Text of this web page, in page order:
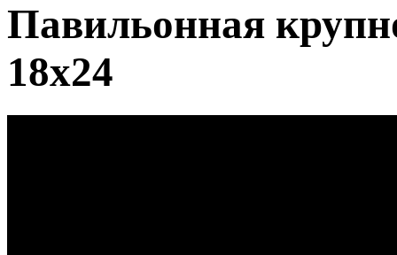
Павильонная
18х24